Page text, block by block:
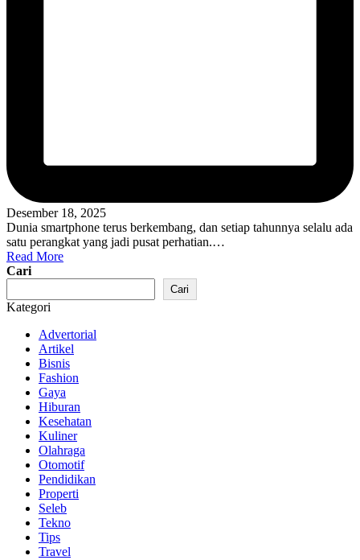
Desember 18, 2025
Dunia smartphone terus berkembang, dan setiap tahunnya selalu ada
satu perangkat yang jadi pusat perhatian.…
Read More
Cari
Cari
Kategori
Advertorial
Artikel
Bisnis
Fashion
Gaya
Hiburan
Kesehatan
Kuliner
Olahraga
Otomotif
Pendidikan
Properti
Seleb
Tekno
Tips
Travel